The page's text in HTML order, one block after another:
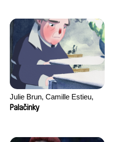
Julie Brun, Camille Estieu,
Jiamin Peng
Palačinky